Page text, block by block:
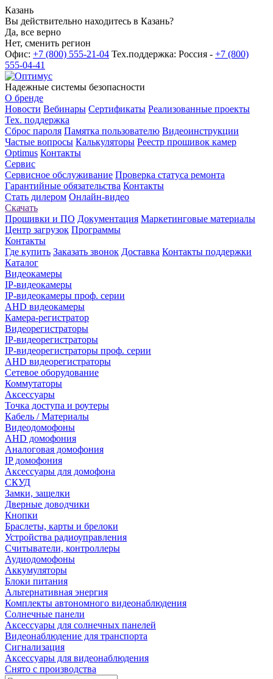
Казань
Вы действительно находитесь в Казань?
Да, все верно
Нет, сменить регион
Офис: +7 (800) 555-21-04 Тех.поддержка: Россия - +7 (800)
555-04-41
Надежные системы безопасности
О бренде
Новости Вебинары Сертификаты Реализованные проекты
Тех. поддержка
Сброс пароля Памятка пользователю Видеоинструкции
Частые вопросы Калькуляторы Реестр прошивок камер
Optimus Контакты
Сервис
Сервисное обслуживание Проверка статуса ремонта
Гарантийные обязательства Контакты
Стать дилером Онлайн-видео
Скачать
Прошивки и ПО Документация Маркетинговые материалы
Центр загрузок Программы
Контакты
Где купить Заказать звонок Доставка Контакты поддержки
Каталог
Видеокамеры
IP-видеокамеры
IP-видеокамеры проф. серии
AHD видеокамеры
Камера-регистратор
Видеорегистраторы
IP-видеорегистраторы
IP-видеорегистраторы проф. серии
AHD видеорегистраторы
Сетевое оборудование
Коммутаторы
Аксессуары
Точка доступа и роутеры
Кабель / Материалы
Видеодомофоны
AHD домофония
Аналоговая домофония
IP домофония
Аксессуары для домофона
СКУД
Замки, защелки
Дверные доводчики
Кнопки
Браслеты, карты и брелоки
Устройства радиоуправления
Считыватели, контроллеры
Аудиодомофоны
Аккумуляторы
Блоки питания
Альтернативная энергия
Комплекты автономного видеонаблюдения
Солнечные панели
Аксессуары для солнечных панелей
Видеонаблюдение для транспорта
Сигнализация
Аксессуары для видеонаблюдения
Снято с производства